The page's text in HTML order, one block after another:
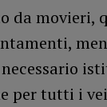
da movieri,
per tutti i